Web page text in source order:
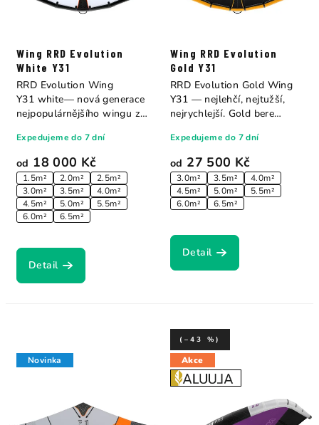
Wing RRD Evolution
White Y31
od 18 000 Kč
1.5m² 2.0m²
2.5m²
3.0m²
3.5m²
4.0m²
4.5m²
5.0m²
5.5m²
6.0m²
6.5m²
Expedujeme do 7 dní
Detail
RRD Evolution Wing
Y31 white— nová generace
nejpopulárnějšího wingu z
Wing RRD Evolution
Gold Y31
od 27 500 Kč
3.0m² 3.5m²
4.0m²
4.5m²
5.0m²
5.5m²
6.0m²
6.5m²
Expedujeme do 7 dní
Detail
RRD Evolution Gold Wing
Y31 — nejlehčí, nejtužší,
nejrychlejší. Gold bere
Novinka Akce
(–43 %)